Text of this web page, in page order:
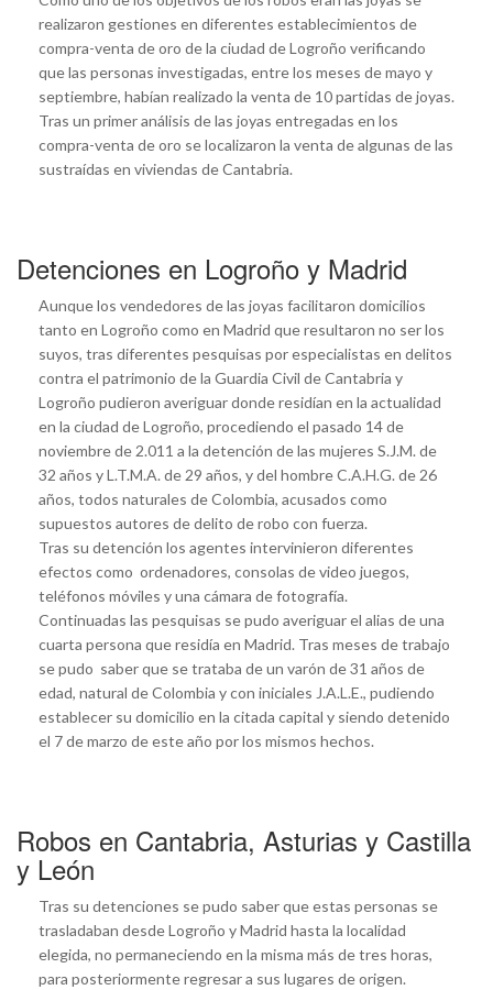
realizaron gestiones en diferentes establecimientos de
compra-venta de oro de la ciudad de Logroño verificando
que las personas investigadas, entre los meses de mayo y
septiembre, habían realizado la venta de 10 partidas de joyas.
Tras un primer análisis de las joyas entregadas en los
compra-venta de oro se localizaron la venta de algunas de las
sustraídas en viviendas de Cantabria.
Detenciones en Logroño y Madrid
Aunque los vendedores de las joyas facilitaron domicilios
tanto en Logroño como en Madrid que resultaron no ser los
suyos, tras diferentes pesquisas por especialistas en delitos
contra el patrimonio de la Guardia Civil de Cantabria y
Logroño pudieron averiguar donde residían en la actualidad
en la ciudad de Logroño, procediendo el pasado 14 de
noviembre de 2.011 a la detención de las mujeres S.J.M. de
32 años y L.T.M.A. de 29 años, y del hombre C.A.H.G. de 26
años, todos naturales de Colombia, acusados como
supuestos autores de delito de robo con fuerza.
Tras su detención los agentes intervinieron diferentes
efectos como ordenadores, consolas de video juegos,
teléfonos móviles y una cámara de fotografía.
Continuadas las pesquisas se pudo averiguar el alias de una
cuarta persona que residía en Madrid. Tras meses de trabajo
se pudo saber que se trataba de un varón de 31 años de
edad, natural de Colombia y con iniciales J.A.L.E., pudiendo
establecer su domicilio en la citada capital y siendo detenido
el 7 de marzo de este año por los mismos hechos.
Robos en Cantabria, Asturias y Castilla
y León
Tras su detenciones se pudo saber que estas personas se
trasladaban desde Logroño y Madrid hasta la localidad
elegida, no permaneciendo en la misma más de tres horas,
para posteriormente regresar a sus lugares de origen.